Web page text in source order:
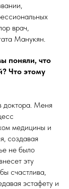
врач,
Манукян.
поняли, что
Что этому
доктора. Меня
медицины и
создавая
не было
эту
счастлива,
эстафету и